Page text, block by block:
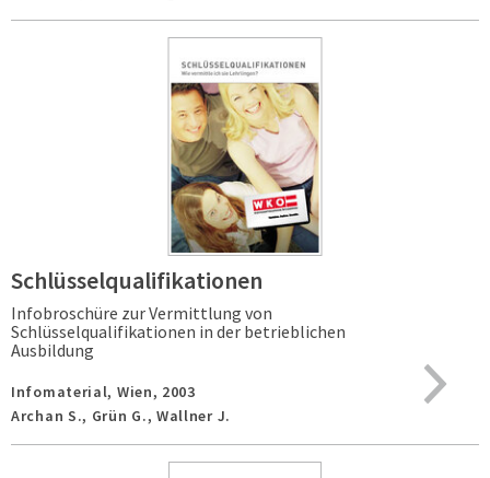
Schlüsselqualifikationen
Infobroschüre zur Vermittlung von
Schlüsselqualifikationen in der betrieblichen
Ausbildung
Infomaterial, Wien, 2003
Archan S., Grün G., Wallner J.